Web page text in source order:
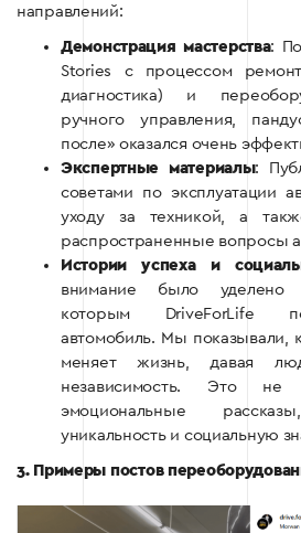
направлений:
Демонстрация мастерства:
Stories с процессом
диагностика) и
ручного управления,
после» оказался очень
Экспертные материалы:
советами по эксплуатации
уходу за техникой, а
распространенные вопросы
Истории успеха и
внимание было уделено
которым DriveForLife
автомобиль. Мы показывали,
меняет жизнь, давая
независимость. Это
эмоциональные
уникальность и социальную
3. Примеры постов